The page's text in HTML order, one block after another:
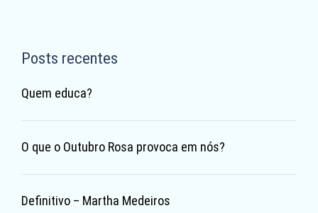
Posts recentes
Quem educa?
O que o Outubro Rosa provoca em nós?
Definitivo – Martha Medeiros